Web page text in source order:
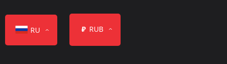
Высший класс
RU ₽ RUB